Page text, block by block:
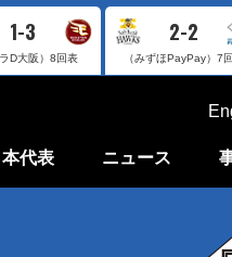
1-3
D大阪） 8回表
2-2
（みずほPayPay） 7
本代表 ニュース